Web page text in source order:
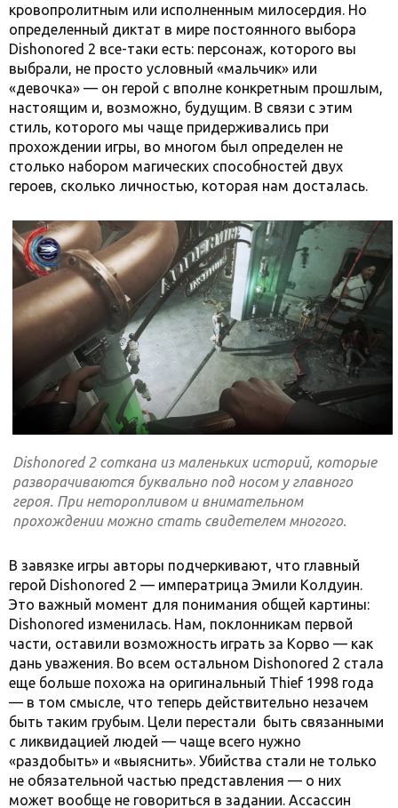
кровопролитным или исполненным милосердия. Но
определенный диктат в мире постоянного выбора
Dishonored 2 все-таки есть: персонаж, которого вы
выбрали, не просто условный «мальчик» или
«девочка» — он герой с вполне конкретным прошлым,
настоящим и, возможно, будущим. В связи с этим
стиль, которого мы чаще придерживались при
прохождении игры, во многом был определен не
столько набором магических способностей двух
героев, сколько личностью, которая нам досталась.
Dishonored 2 соткана из маленьких историй, которые
разворачиваются буквально под носом у главного
героя. При неторопливом и внимательном
прохождении можно стать свидетелем многого.
В завязке игры авторы подчеркивают, что главный
герой Dishonored 2 — императрица Эмили Колдуин.
Это важный момент для понимания общей картины:
Dishonored изменилась. Нам, поклонникам первой
части, оставили возможность играть за Корво — как
дань уважения. Во всем остальном Dishonored 2 стала
еще больше похожа на оригинальный Thief 1998 года
— в том смысле, что теперь действительно незачем
быть таким грубым. Цели перестали быть связанными
с ликвидацией людей — чаще всего нужно
«раздобыть» и «выяснить». Убийства стали не только
не обязательной частью представления — о них
может вообще не говориться в задании. Ассассин